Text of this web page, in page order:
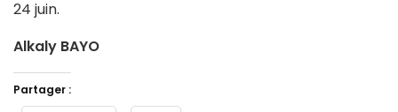
24 juin.
Alkaly BAYO
Partager :